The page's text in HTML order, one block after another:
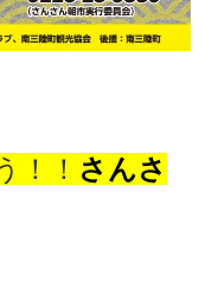
！！ さんさ